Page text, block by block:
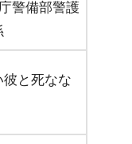
警備部警護
彼と死なな